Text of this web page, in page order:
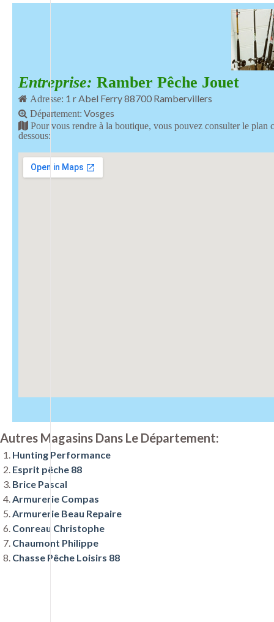
Entreprise: Ramber Pêche Jouet
Adresse: 1 r Abel Ferry 88700 Rambervillers
Département: Vosges
Pour vous rendre à la boutique, vous pouvez consulter le plan
dessous:
Autres Magasins Dans Le Département:
Hunting Performance
Esprit pêche 88
Brice Pascal
Armurerie Compas
Armurerie Beau Repaire
Conreau Christophe
Chaumont Philippe
Chasse Pêche Loisirs 88